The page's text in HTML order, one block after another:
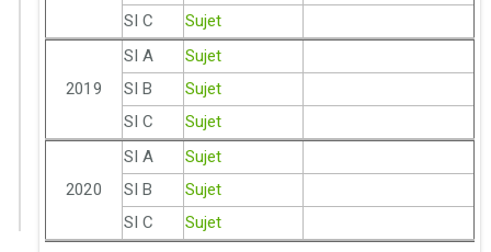
SI C
Sujet
2019
SI A
Sujet
SI B
Sujet
SI C
Sujet
2020
SI A
Sujet
SI B
Sujet
SI C
Sujet